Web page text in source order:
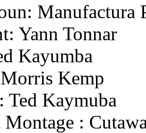
Manufactura
Yann Tonnar
Kayumba
Kemp
Ted Kaymuba
Montage :